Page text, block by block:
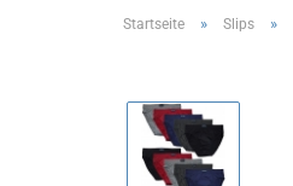
Startseite » Slips »